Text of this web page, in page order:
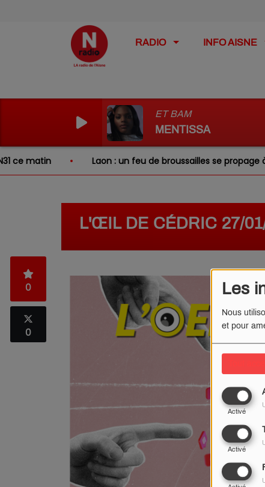
Les
Nous
et pour
Activé
Activé
RADIO INFO AISNE
ET BAM
MENTISSA
matin Laon : un feu de broussailles se propage à
L'ŒIL DE CÉDRIC 27/
0
0